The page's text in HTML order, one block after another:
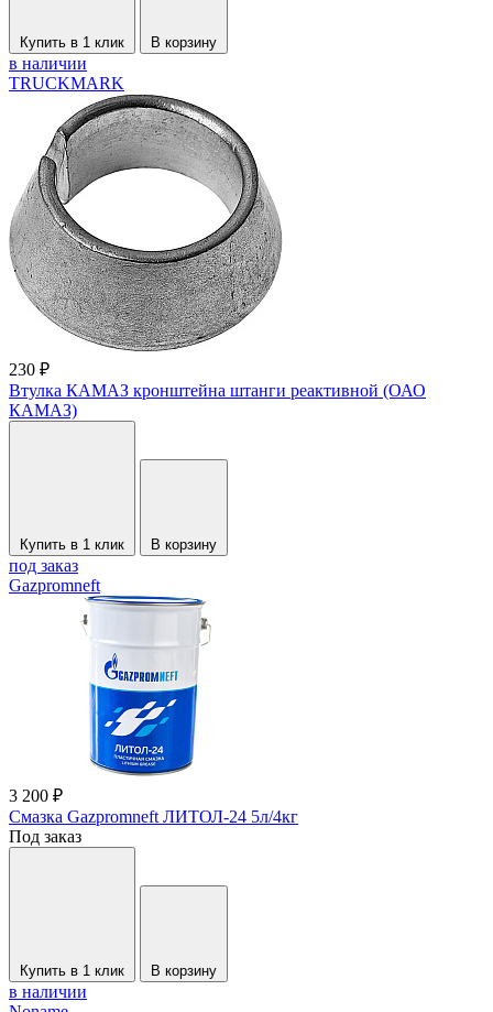
Купить в 1 клик В корзину
в наличии
TRUCKMARK
230 ₽
Втулка КАМАЗ кронштейна штанги реактивной (ОАО
КАМАЗ)
Купить в 1 клик В корзину
под заказ
Gazpromneft
3 200 ₽
Смазка Gazpromneft ЛИТОЛ-24 5л/4кг
Под заказ
Купить в 1 клик В корзину
в наличии